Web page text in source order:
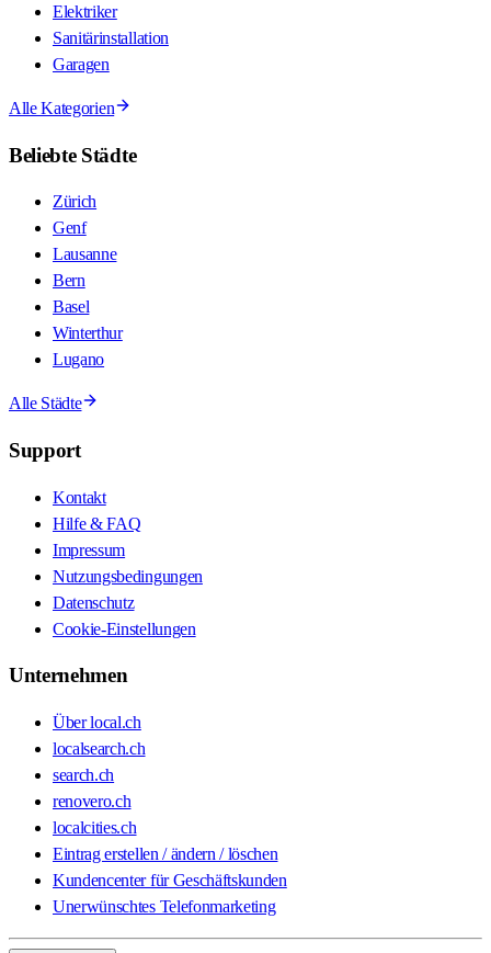
Elektriker
Sanitärinstallation
Garagen
Alle Kategorien
Beliebte Städte
Zürich
Genf
Lausanne
Bern
Basel
Winterthur
Lugano
Alle Städte
Support
Kontakt
Hilfe & FAQ
Impressum
Nutzungsbedingungen
Datenschutz
Cookie-Einstellungen
Unternehmen
Über local.ch
localsearch.ch
search.ch
renovero.ch
localcities.ch
Eintrag erstellen / ändern / löschen
Kundencenter für Geschäftskunden
Unerwünschtes Telefonmarketing